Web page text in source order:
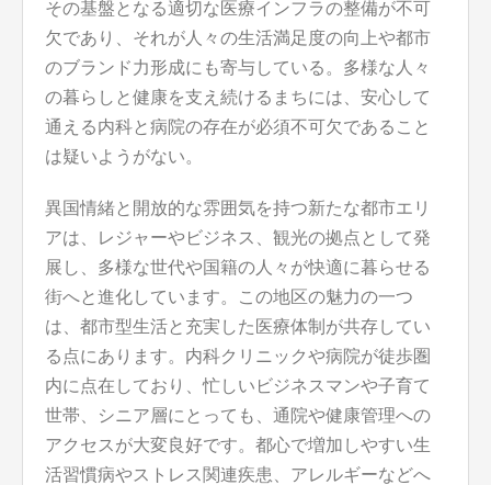
その基盤となる適切な医療インフラの整備が不可
欠であり、それが人々の生活満足度の向上や都市
のブランド力形成にも寄与している。多様な人々
の暮らしと健康を支え続けるまちには、安心して
通える内科と病院の存在が必須不可欠であること
は疑いようがない。
異国情緒と開放的な雰囲気を持つ新たな都市エリ
アは、レジャーやビジネス、観光の拠点として発
展し、多様な世代や国籍の人々が快適に暮らせる
街へと進化しています。この地区の魅力の一つ
は、都市型生活と充実した医療体制が共存してい
る点にあります。内科クリニックや病院が徒歩圏
内に点在しており、忙しいビジネスマンや子育て
世帯、シニア層にとっても、通院や健康管理への
アクセスが大変良好です。都心で増加しやすい生
活習慣病やストレス関連疾患、アレルギーなどへ